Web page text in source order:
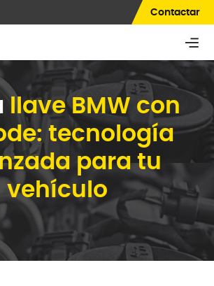
Contactar
llave BMW con
tecnología
para tu
vehículo